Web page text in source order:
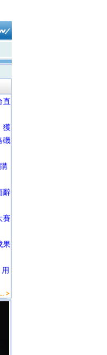
直
獲
磯
辭
賽
果